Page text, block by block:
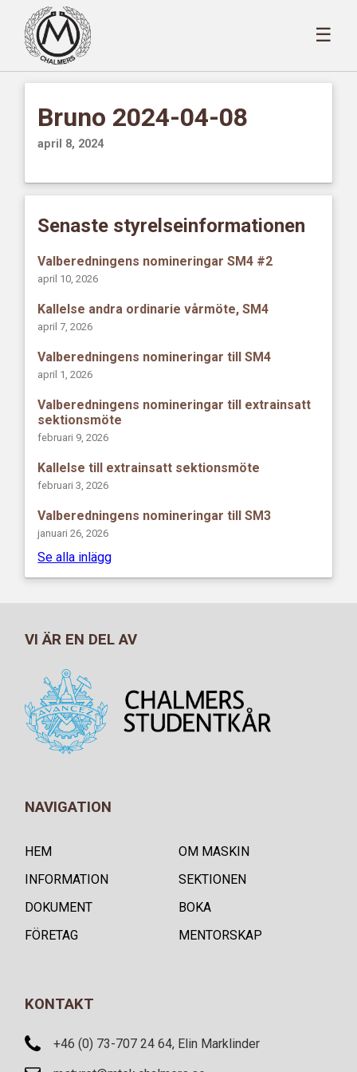
☰
Bruno 2024-04-08
april 8, 2024
Senaste styrelseinformationen
Valberedningens nomineringar SM4 #2
april 10, 2026
Kallelse andra ordinarie vårmöte, SM4
april 7, 2026
Valberedningens nomineringar till SM4
april 1, 2026
Valberedningens nomineringar till extrainsatt
sektionsmöte
februari 9, 2026
Kallelse till extrainsatt sektionsmöte
februari 3, 2026
Valberedningens nomineringar till SM3
januari 26, 2026
Se alla inlägg
VI ÄR EN DEL AV
NAVIGATION
HEM
OM MASKIN
INFORMATION
SEKTIONEN
DOKUMENT
BOKA
FÖRETAG
MENTORSKAP
KONTAKT
+46 (0) 73-707 24 64, Elin Marklinder